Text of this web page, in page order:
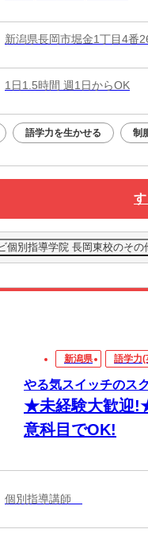
新潟県長岡市堀金1丁目4番
1日1.5時間 週1日からOK
語学力を生かせる 制
個別指導学院 長岡東校のその
新潟県 語学力(
やる気スイッチのス
★未経験大歓迎
意科目でOK!
個別指導講師